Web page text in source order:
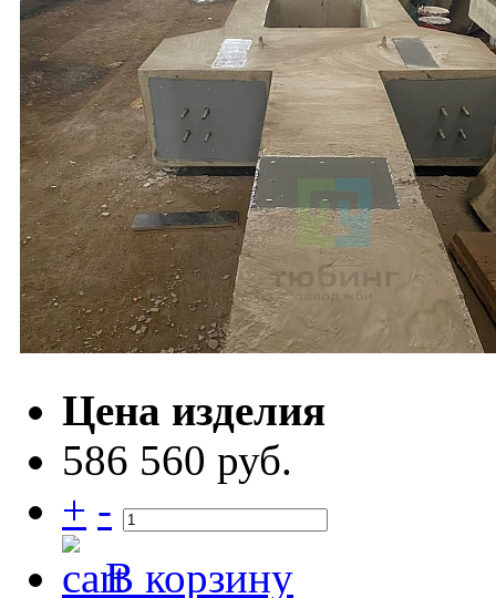
Цена изделия
586 560 руб.
+ -
В корзину